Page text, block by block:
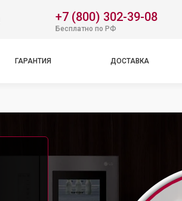
+7 (800) 302-39-08
Бесплатно по РФ
ГАРАНТИЯ ДОСТАВКА